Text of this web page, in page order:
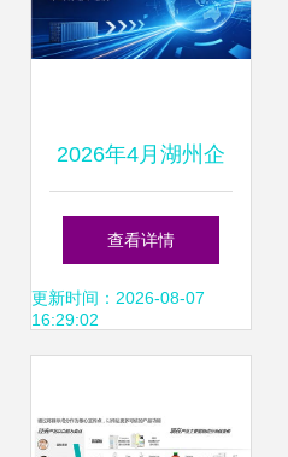
2026年4月湖州企
业如何选择独立站
外贸推广服务商 浙
解析
查看详情
更新时间：2026-08-07
16:29:02